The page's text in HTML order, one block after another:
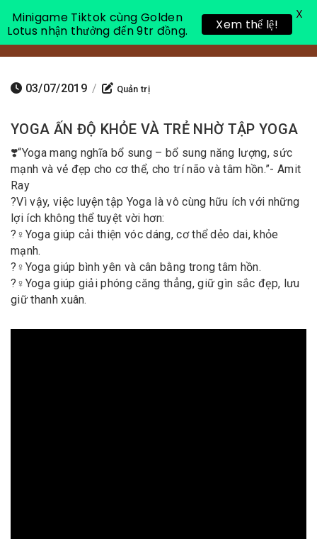
Toggle
03/07/2019 / Quản trị
YOGA ẤN ĐỘ KHỎE VÀ TRẺ NHỜ TẬP YOGA
❣️“Yoga mang nghĩa bổ sung – bổ sung năng lượng, sức
mạnh và vẻ đẹp cho cơ thể, cho trí não và tâm hồn.”- Amit
Ray
?Vì vậy, việc luyện tập Yoga là vô cùng hữu ích với những
lợi ích không thể tuyệt vời hơn:
?‍♀️ Yoga giúp cải thiện vóc dáng, cơ thể dẻo dai, khỏe
mạnh.
?‍♀️ Yoga giúp bình yên và cân bằng trong tâm hồn.
?‍♀️ Yoga giúp giải phóng căng thẳng, giữ gìn sắc đẹp, lưu
giữ thanh xuân.
Minigame Tiktok cùng Golden
Lotus nhận thưởng đến 9tr đồng.
Xem thể lệ!
X